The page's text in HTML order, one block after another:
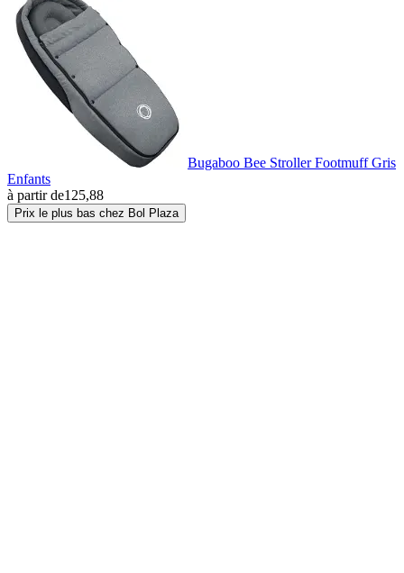
Bugaboo Bee Stroller Footmuff Gris
Enfants
à partir de125,88
Prix le plus bas chez Bol Plaza